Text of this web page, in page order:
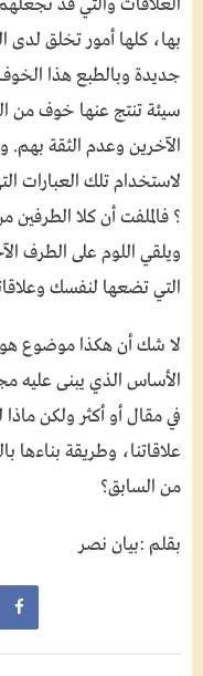
العلاقات والتي قد
بها، كلها أمور تخلق
جديدة وبالطبع هذا
سيئة تنتج عنها خوف من
الآخرين وعدم الثقة بهم.
لاستخدام تلك العبارات
؟ فالملفت أن كلا
ويلقي اللوم على الطرف
التي تضعها لنفسك
لا شك أن هكذا موضوع هو
الأساس الذي يبنى عليه
في مقال أو أكثر ولكن ماذا
علاقاتنا، وطريقة بناءها
من السابق؟
بقلم :بيان نصر